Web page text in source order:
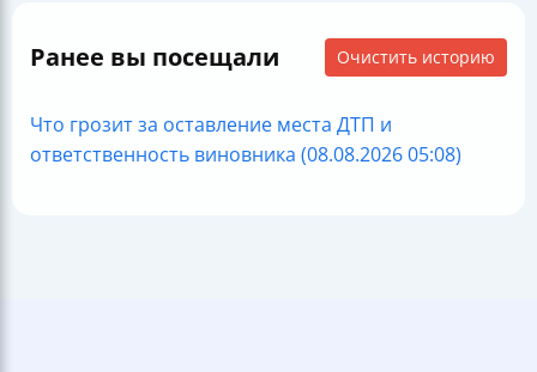
Ранее вы посещали Очистить историю
Что грозит за оставление места ДТП и
ответственность виновника (08.08.2026 05:08)